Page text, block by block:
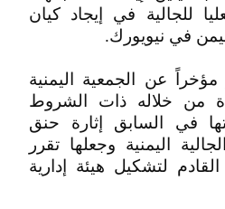
للجالية في إيجاد كيان
في نيويورك.
مؤخراً عن الجمعية اليمنية
من خلاله ذات الشروط
في السابق إثارة حنق
اليمنية وجعلها تقرر
القادم لتشكيل هيئة إدارية